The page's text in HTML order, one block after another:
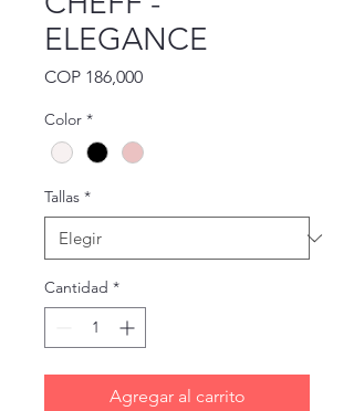
ELEGANCE
COP 186,000Precio
Color *
Tallas *
Cantidad *
Agregar al carrito